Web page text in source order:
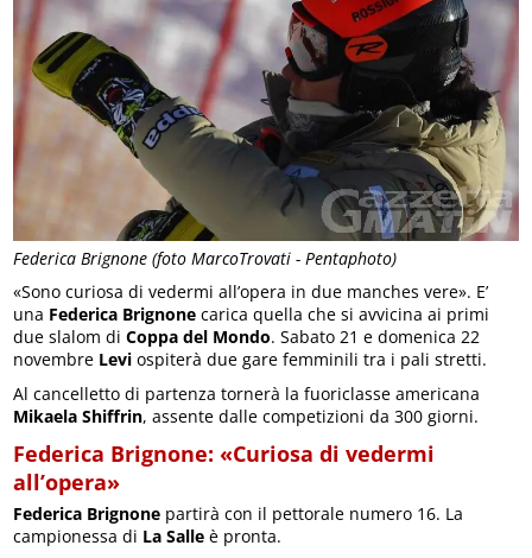
Federica Brignone (foto MarcoTrovati - Pentaphoto)
«Sono curiosa di vedermi all’opera in due manches vere». E’
una Federica Brignone carica quella che si avvicina ai primi
due slalom diCoppa del Mondo. Sabato 21 e domenica 22
novembre Levi ospiterà due gare femminili tra i pali stretti.
Al cancelletto di partenza tornerà la fuoriclasse americana
Mikaela Shiffrin, assente dalle competizioni da 300 giorni.
Federica Brignone: «Curiosa di vedermi
all’opera»
Federica Brignone partirà con il pettorale numero 16. La
campionessa di La Salle è pronta.